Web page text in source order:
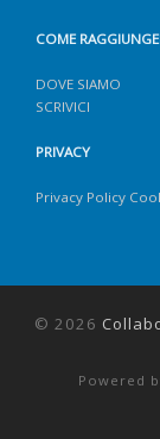
COME
DOVE SIAMO
SCRIVICI
PRIVACY
Privacy Policy
© 2026
Powered